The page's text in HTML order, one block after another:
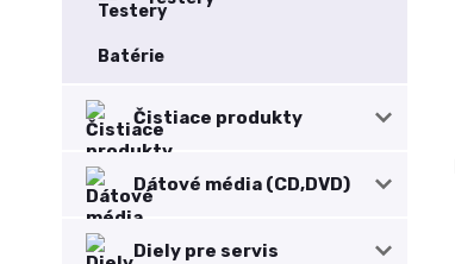
Batérie
Čistiace produkty
Dátové média (CD,DVD)
Diely pre servis